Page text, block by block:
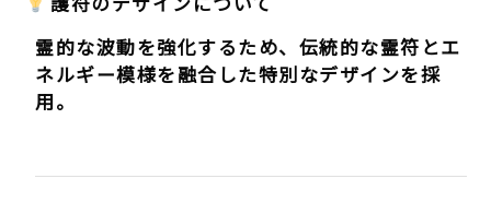
霊的な波動を強化するため、伝統的な霊符とエ
ネルギー模様を融合した特別なデザインを採
用。